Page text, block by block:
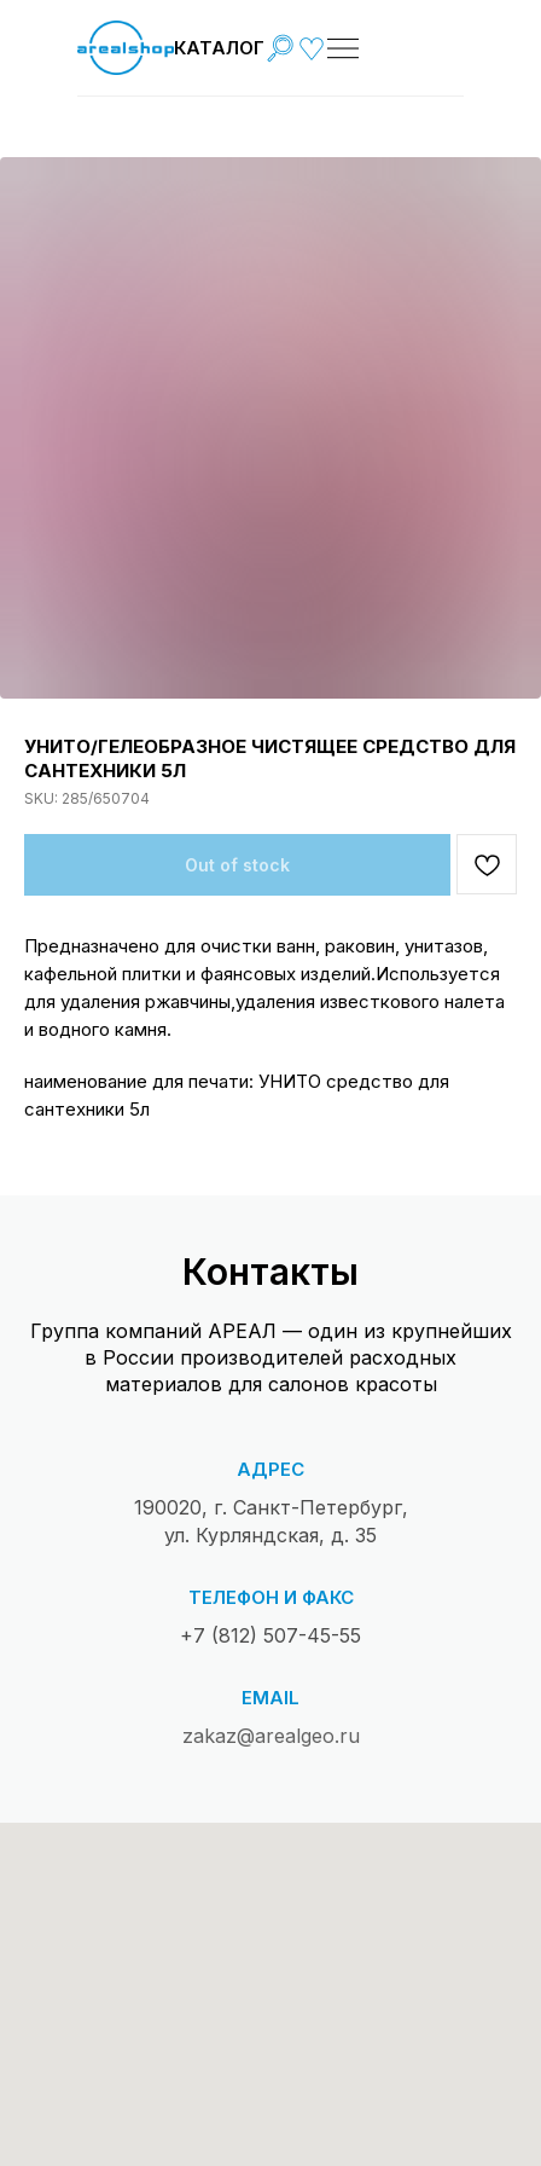
КАТАЛОГ
УНИТО/ГЕЛЕОБРАЗНОЕ ЧИСТЯЩЕЕ СРЕДСТВО ДЛЯ
САНТЕХНИКИ 5Л
SKU: 285/650704
Out of stock
Предназначено для очистки ванн, раковин, унитазов,
кафельной плитки и фаянсовых изделий.Используется
для удаления ржавчины,удаления известкового налета
и водного камня.
наименование для печати: УНИТО средство для
сантехники 5л
Контакты
Группа компаний АРЕАЛ — один из крупнейших
в России производителей расходных
материалов для салонов красоты
АДРЕС
190020, г. Санкт-Петербург,
ул. Курляндская, д. 35
ТЕЛЕФОН И ФАКС
+7 (812) 507-45-55
EMAIL
zakaz@arealgeo.ru